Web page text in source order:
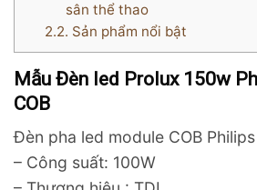
sân thể thao
2.2. Sản phẩm nổi bật
Mẫu Đèn led Prolux 150w
COB
Đèn pha led module COB Philips
– Công suất: 100W